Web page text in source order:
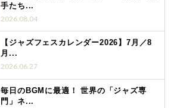
手たち...
2026.08.04
【ジャズフェスカレンダー2026】7月／8
月...
2026.06.27
毎日のBGMに最適！ 世界の「ジャズ専
門」ネ...